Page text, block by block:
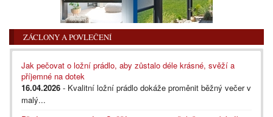
ZÁCLONY A POVLEČENÍ
Jak pečovat o ložní prádlo, aby zůstalo déle krásné, svěží a
příjemné na dotek
16.04.2026 - Kvalitní ložní prádlo dokáže proměnit běžný večer v
malý...